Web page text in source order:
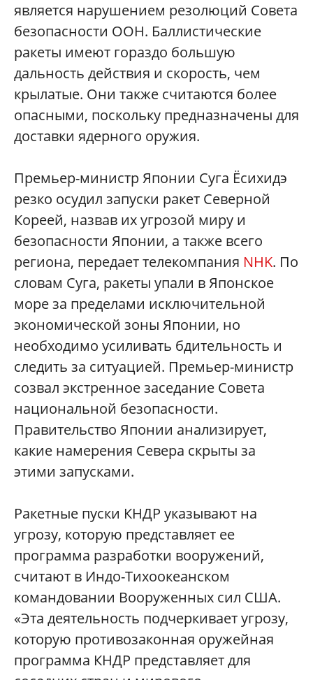
является нарушением резолюций Совета
безопасности ООН. Баллистические
ракеты имеют гораздо большую
дальность действия и скорость, чем
крылатые. Они также считаются более
опасными, поскольку предназначены для
доставки ядерного оружия.
Премьер-министр Японии Суга Ёсихидэ
резко осудил запуски ракет Северной
Кореей, назвав их угрозой миру и
безопасности Японии, а также всего
региона, передает телекомпания NHK. По
словам Суга, ракеты упали в Японское
море за пределами исключительной
экономической зоны Японии, но
необходимо усиливать бдительность и
следить за ситуацией. Премьер-министр
созвал экстренное заседание Совета
национальной безопасности.
Правительство Японии анализирует,
какие намерения Севера скрыты за
этими запусками.
Ракетные пуски КНДР указывают на
угрозу, которую представляет ее
программа разработки вооружений,
считают в Индо-Тихоокеанском
командовании Вооруженных сил США.
«Эта деятельность подчеркивает угрозу,
которую противозаконная оружейная
программа КНДР представляет для